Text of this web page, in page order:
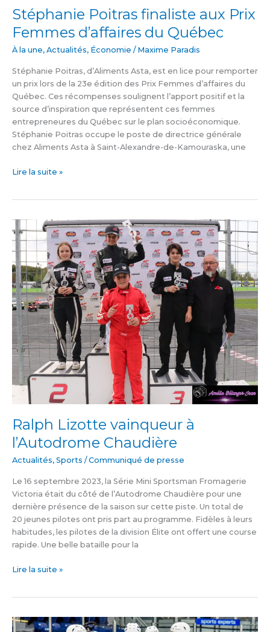
Stéphanie Poitras finaliste aux Prix
Femmes d’affaires du Québec
À la une, Actualités, Économie / Maxime Paradis
Stéphanie Poitras, d’Aliments Asta, est en lice pour remporter
un prix lors de la 23e édition des Prix Femmes d’affaires du
Québec. Ces récompenses soulignent l’apport positif et la
source d’inspiration que représentent ces femmes
entrepreneures du Québec sur le plan socioéconomique.
Stéphanie Poitras occupe le poste de directrice générale
chez Aliments Asta à Saint-Alexandre-de-Kamouraska, une
Lire la suite »
Ralph Lizotte vainqueur à
l’Autodrome Chaudière
Actualités, Sports /Communiqué de presse
Le 16 septembre 2023, la Série Mini Sportsman Fromagerie
Victoria était du côté de l’Autodrome Chaudière pour une
dernière présence de la saison sur cette piste. Un total de
20 jeunes pilotes ont pris part au programme. Fidèles à leurs
habitudes, les pilotes de la division Élite ont offert une course
rapide. Une belle bataille pour la
Lizotte
vainqueur
à
l’Autodrome
Chaudière
Lire la suite »
Un